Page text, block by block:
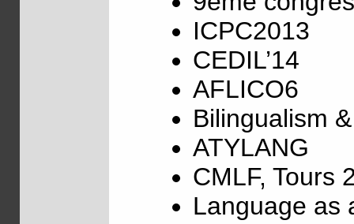
ICPC2013
CEDIL’14
AFLICO6
Bilingualism
ATYLANG
CMLF, Tours
Language as